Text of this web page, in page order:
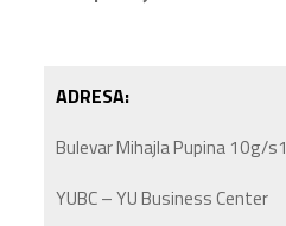
ADRESA:
Bulevar Mihajla Pupina 10g/s1
YUBC – YU Business Center